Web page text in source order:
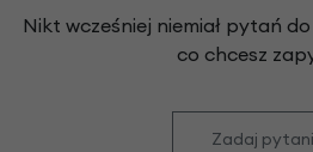
Nikt wcześniej niemiał pytań
co chcesz
Zadaj